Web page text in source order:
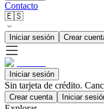
Contacto
🇪🇸
Iniciar sesión Crear
Iniciar sesión
Sin tarjeta de crédito.
Crear cuenta Iniciar